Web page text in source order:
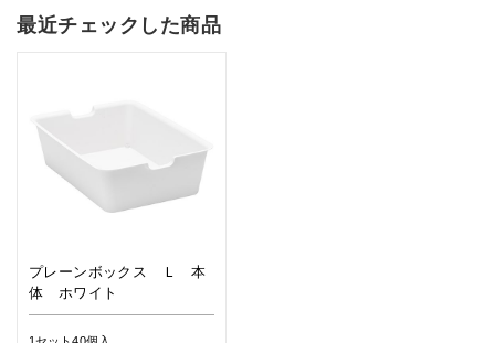
最近チェックした商品
プレーンボックス Ｌ 本
体 ホワイト